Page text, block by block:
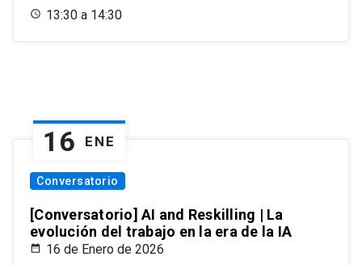
13:30 a 14:30
16 ENE
Conversatorio
[Conversatorio] AI and Reskilling | La
evolución del trabajo en la era de la IA
16 de Enero de 2026